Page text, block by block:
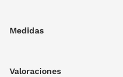
Medidas
Valoraciones